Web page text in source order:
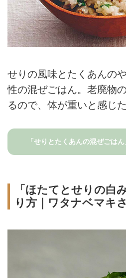
せりの風味とたくあんの
性の混ぜごはん。老廃物
るので、体が重いと感じ
「せりとたくあんの混ぜごは
「ほたてとせりの白
り方｜ワタナベマキ